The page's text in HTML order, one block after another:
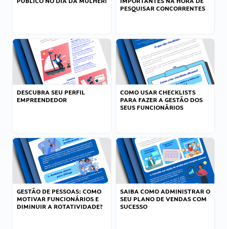
PESQUISAR CONCORRENTES
DESCUBRA SEU PERFIL
EMPREENDEDOR
COMO USAR CHECKLISTS
PARA FAZER A GESTÃO DOS
SEUS FUNCIONÁRIOS
GESTÃO DE PESSOAS: COMO
MOTIVAR FUNCIONÁRIOS E
DIMINUIR A ROTATIVIDADE?
SAIBA COMO ADMINISTRAR O
SEU PLANO DE VENDAS COM
SUCESSO